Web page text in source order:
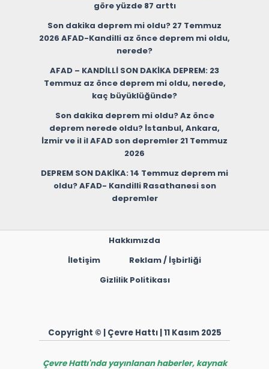
göre yüzde 87 arttı
Son dakika deprem mi oldu? 27 Temmuz
2026 AFAD-Kandilli az önce deprem mi oldu,
nerede?
AFAD – KANDİLLİ SON DAKİKA DEPREM: 23
Temmuz az önce deprem mi oldu, nerede,
kaç büyüklüğünde?
Son dakika deprem mi oldu? Az önce
deprem nerede oldu? İstanbul, Ankara,
İzmir ve il il AFAD son depremler 21 Temmuz
2026
DEPREM SON DAKİKA: 14 Temmuz deprem mi
oldu? AFAD- Kandilli Rasathanesi son
depremler
Hakkımızda
İletişim
Reklam / İşbirliği
Gizlilik Politikası
Copyright © | Çevre Hattı | 11 Kasım 2025
Çevre Hattı'nda yayınlanan haberler, kaynak